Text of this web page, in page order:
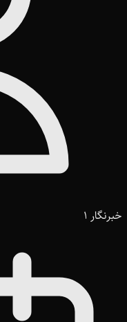
خبرنگار 1